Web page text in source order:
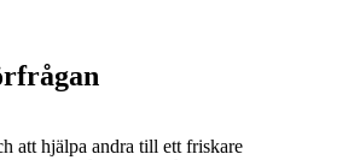
att hjälpa andra till ett friskare